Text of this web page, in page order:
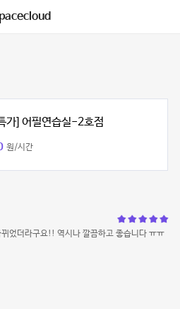
가] 어필연습실-2호점
원/시간
었더라구요!! 역시나 깔끔하고 좋습니다 ㅠㅠ